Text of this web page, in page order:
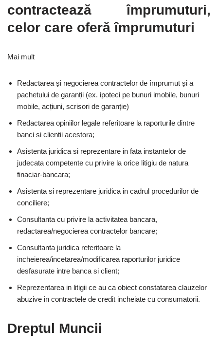
contractează împrumuturi,
celor care oferă împrumuturi
Mai mult
Redactarea și negocierea contractelor de împrumut și a
pachetului de garanții (ex. ipoteci pe bunuri imobile, bunuri
mobile, acțiuni, scrisori de garanție)
Redactarea opiniilor legale referitoare la raporturile dintre
banci si clientii acestora;
Asistenta juridica si reprezentare in fata instantelor de
judecata competente cu privire la orice litigiu de natura
finaciar-bancara;
Asistenta si reprezentare juridica in cadrul procedurilor de
conciliere;
Consultanta cu privire la activitatea bancara,
redactarea/negocierea contractelor bancare;
Consultanta juridica referitoare la
incheierea/incetarea/modificarea raporturilor juridice
desfasurate intre banca si client;
Reprezentarea in litigii ce au ca obiect constatarea clauzelor
abuzive in contractele de credit incheiate cu consumatorii.
Dreptul Muncii